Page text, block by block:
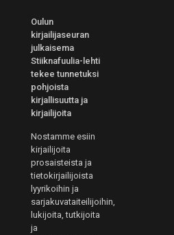
Oulun
kirjailijaseuran
julkaisema
Stiiknafuulia-lehti
tekee tunnetuksi
pohjoista
kirjallisuutta ja
kirjailijoita
Nostamme esiin
kirjailijoita
prosaisteista ja
tietokirjailijoista
lyyrikoihin ja
sarjakuvataiteilijoihin,
lukijoita, tutkijoita
ja